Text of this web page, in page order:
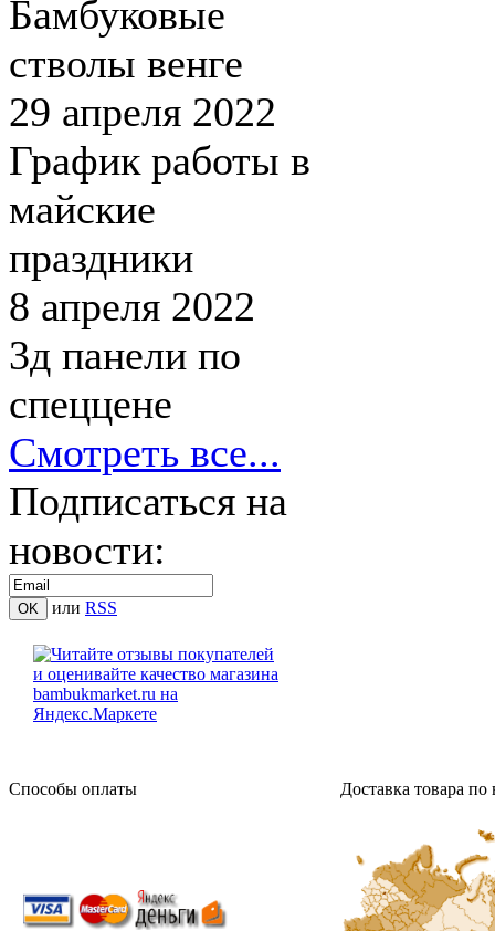
Бамбуковые
стволы венге
29 апреля 2022
График работы в
майские
праздники
8 апреля 2022
3д панели по
спеццене
Смотреть все...
Подписаться на
новости:
или RSS
Способы оплаты Доставка товара по